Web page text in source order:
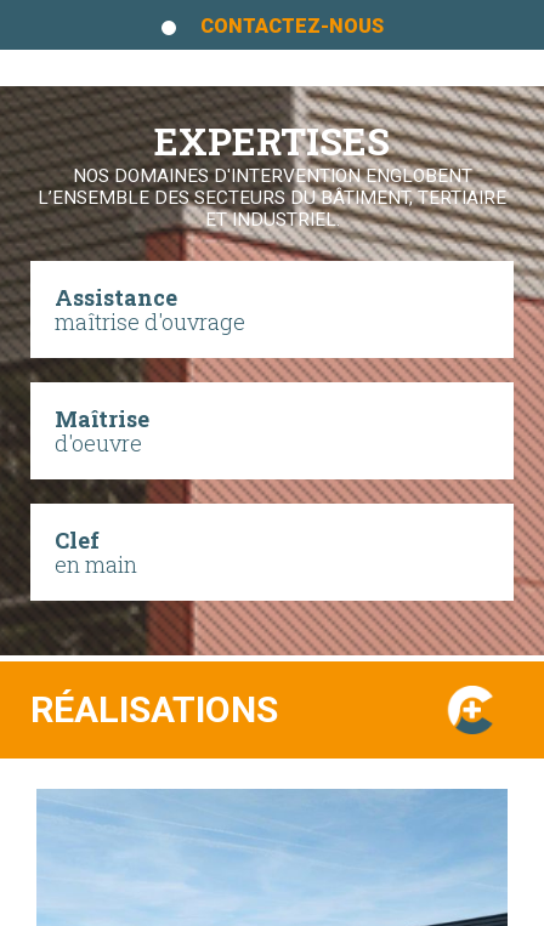
CONTACTEZ-NOUS
EXPERTISES
NOS DOMAINES D'INTERVENTION ENGLOBENT
L’ENSEMBLE DES SECTEURS DU BÂTIMENT, TERTIAIRE
ET INDUSTRIEL.
Assistance
maîtrise d'ouvrage
Maîtrise
d'oeuvre
Clef
en main
RÉALISATIONS